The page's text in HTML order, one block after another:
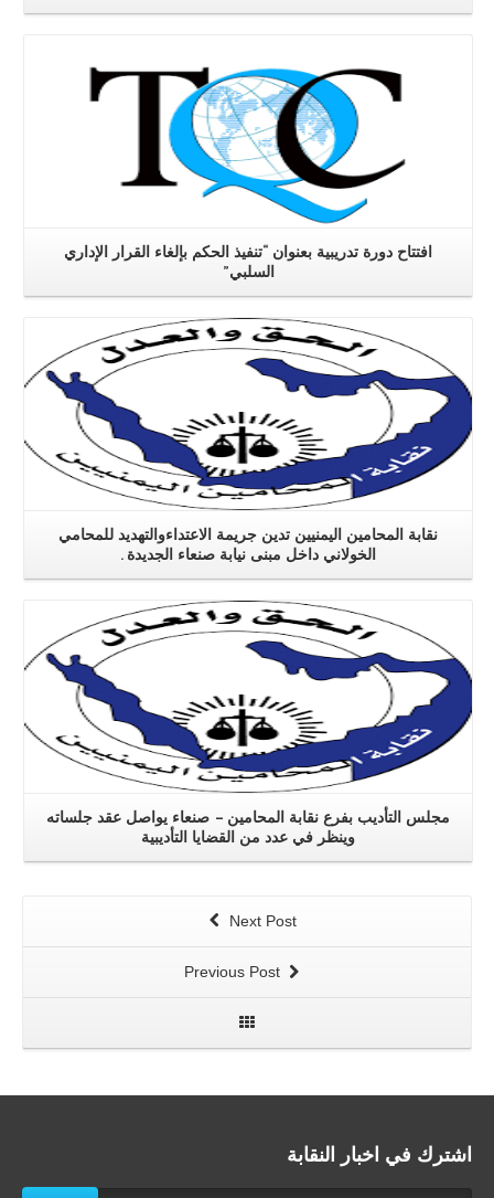
افتتاح دورة تدريبية بعنوان “تنفيذ الحكم بإلغاء القرار الإداري
السلبي”
نقابة المحامين اليمنيين تدين جريمة الاعتداءوالتهديد للمحامي
الخولاني داخل مبنى نيابة صنعاء الجديدة .
مجلس التأديب بفرع نقابة المحامين – صنعاء يواصل عقد جلساته
وينظر في عدد من القضايا التأديبية
Next Post
Previous Post
اشترك في اخبار النقابة